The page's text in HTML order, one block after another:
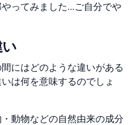
ってみました…ご自分でや
にはどのような違いがある
は何を意味するのでしょ
動物などの自然由来の成分